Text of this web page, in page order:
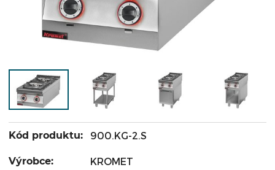
Kód produktu: 900.KG-2.S
Výrobce: KROMET